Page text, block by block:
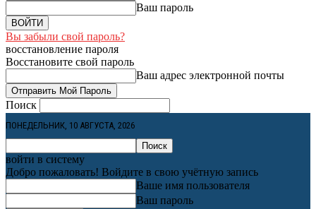
Ваш пароль
Вы забыли свой пароль?
восстановление пароля
Восстановите свой пароль
Ваш адрес электронной почты
Поиск
ПОНЕДЕЛЬНИК, 10 АВГУСТА, 2026
войти в систему
Добро пожаловать! Войдите в свою учётную запись
Ваше имя пользователя
Ваш пароль